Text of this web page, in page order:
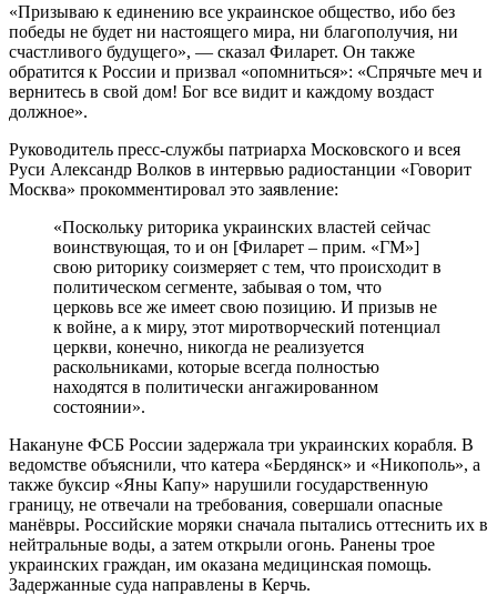
«Призываю к единению все украинское общество, ибо без
победы не будет ни настоящего мира, ни благополучия, ни
счастливого будущего», — сказал Филарет. Он также
обратится к России и призвал «опомниться»: «Спрячьте меч и
вернитесь в свой дом! Бог все видит и каждому воздаст
должное».
Руководитель пресс-службы патриарха Московского и всея
Руси Александр Волков в интервью радиостанции «Говорит
Москва» прокомментировал это заявление:
«Поскольку риторика украинских властей сейчас
воинствующая, то и он [Филарет – прим. «ГМ»]
свою риторику соизмеряет с тем, что происходит в
политическом сегменте, забывая о том, что
церковь все же имеет свою позицию. И призыв не
к войне, а к миру, этот миротворческий потенциал
церкви, конечно, никогда не реализуется
раскольниками, которые всегда полностью
находятся в политически ангажированном
состоянии».
Накануне ФСБ России задержала три украинских корабля. В
ведомстве объяснили, что катера «Бердянск» и «Никополь», а
также буксир «Яны Капу» нарушили государственную
границу, не отвечали на требования, совершали опасные
манёвры. Российские моряки сначала пытались оттеснить их в
нейтральные воды, а затем открыли огонь. Ранены трое
украинских граждан, им оказана медицинская помощь.
Задержанные суда направлены в Керчь.